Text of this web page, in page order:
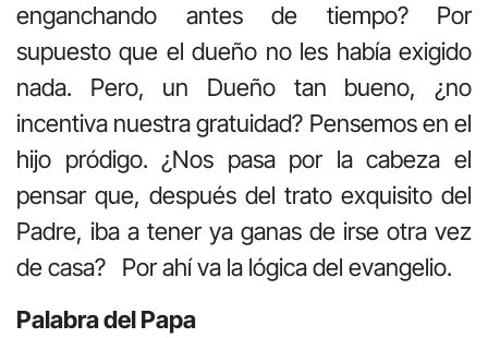
enganchando antes de tiempo? Por
supuesto que el dueño no les había exigido
nada. Pero, un Dueño tan bueno, ¿no
incentiva nuestra gratuidad? Pensemos en el
hijo pródigo. ¿Nos pasa por la cabeza el
pensar que, después del trato exquisito del
Padre, iba a tener ya ganas de irse otra vez
de casa? Por ahí va la lógica del evangelio.
Palabra del Papa